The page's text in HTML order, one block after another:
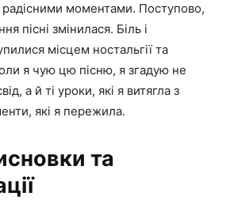
радісними моментами. Поступово,
пісні змінилася. Біль і
місцем ностальгії та
я чую цю пісню, я згадую не
а й ті уроки, які я витягла з
які я пережила.
та